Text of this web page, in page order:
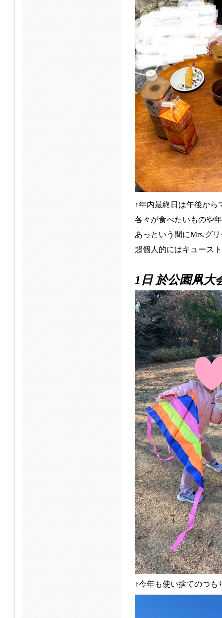
↑年内最終日は午後か
各々が食べたいものや
あっという間にMrs.グ
超個人的にはキュース
1日 於公園凧大
↑今年も使い捨てのつも